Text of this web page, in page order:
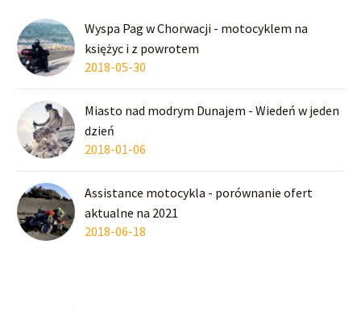
Wyspa Pag w Chorwacji - motocyklem na
księżyc i z powrotem
2018-05-30
Miasto nad modrym Dunajem - Wiedeń w jeden
dzień
2018-01-06
Assistance motocykla - porównanie ofert
aktualne na 2021
2018-06-18